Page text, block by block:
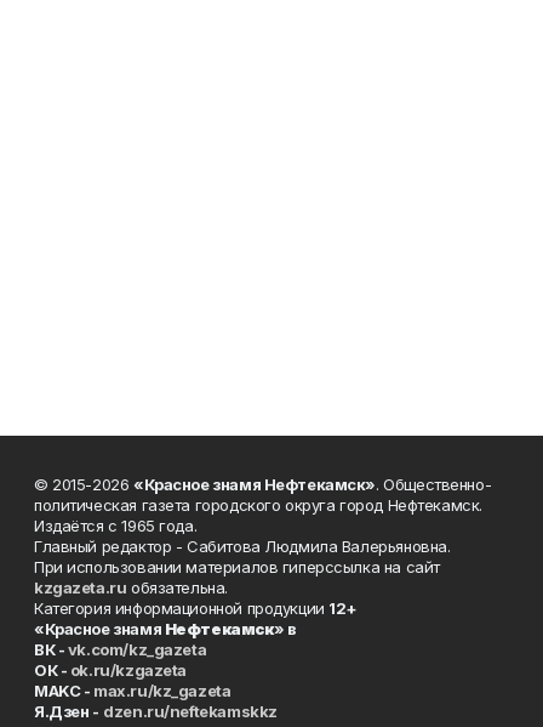
© 2015-2026 «Красное знамя Нефтекамск». Общественно-
политическая газета городского округа город Нефтекамск.
Издаётся с 1965 года.
Главный редактор - Сабитова Людмила Валерьяновна.
При использовании материалов гиперссылка на сайт
kzgazeta.ru обязательна.
Категория информационной продукции 12+
«Красное знамя Нефтекамск» в
ВК -vk.com/kz_gazeta
ОК - ok.ru/kzgazeta
MAKC - max.ru/kz_gazeta
Я.Дзен - dzen.ru/neftekamskkz